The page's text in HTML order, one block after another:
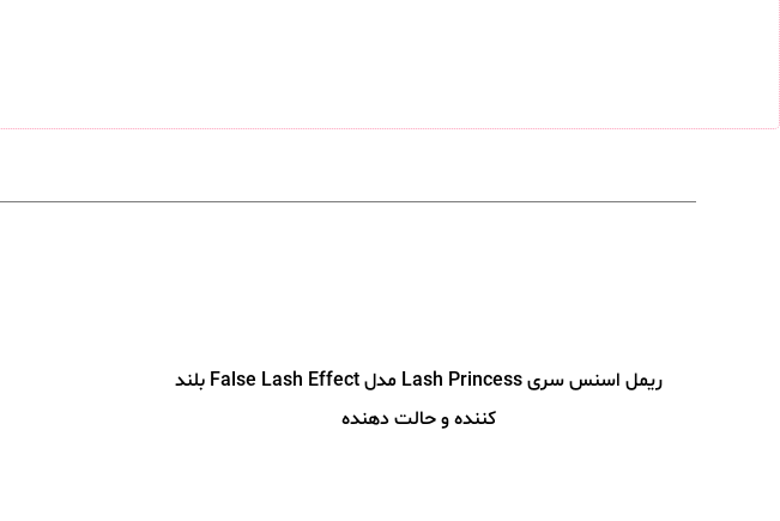
ریمل اسنس سری Lash Princess مدل False Lash Effect بلند
کننده و حالت دهنده